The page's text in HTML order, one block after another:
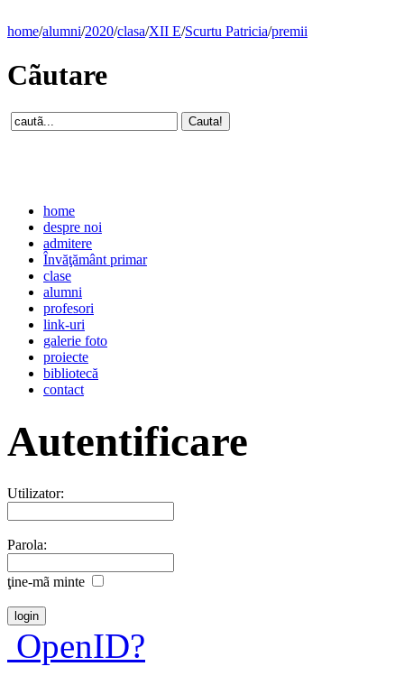
home/alumni/2020/clasa/XII E/Scurtu Patricia/premii
Cãutare
home
despre noi
admitere
Învăţământ primar
clase
alumni
profesori
link-uri
galerie foto
proiecte
bibliotecă
contact
Autentificare
Utilizator:
Parola:
ţine-mã minte
OpenID?